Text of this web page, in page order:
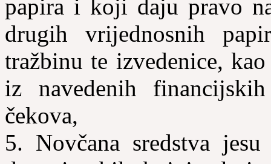
papira i koji daju pravo
drugih vrijednosnih
tražbinu te izvedenice,
iz navedenih
čekova,
5. Novčana sredstva